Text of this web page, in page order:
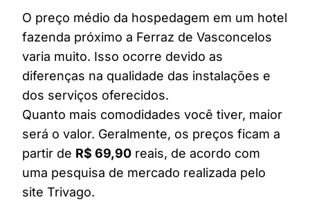
O preço médio da hospedagem em um hotel
fazenda próximo a Ferraz de Vasconcelos
varia muito. Isso ocorre devido as
diferenças na qualidade das instalações e
dos serviços oferecidos.
Quanto mais comodidades você tiver, maior
será o valor. Geralmente, os preços ficam a
partir de R$ 69,90 reais, de acordo com
uma pesquisa de mercado realizada pelo
site Trivago.